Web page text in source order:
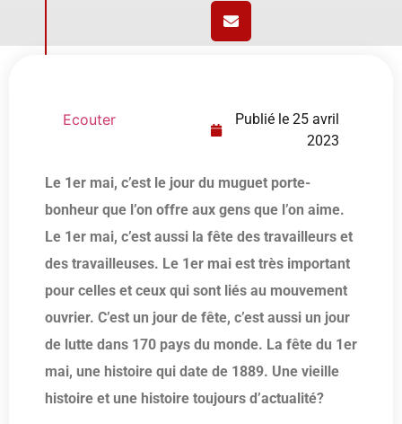
Ecouter Publié le 25 avril
2023
Le 1er mai, c’est le jour du muguet porte-
bonheur que l’on offre aux gens que l’on aime.
Le 1er mai, c’est aussi la fête des travailleurs et
des travailleuses. Le 1er mai est très important
pour celles et ceux qui sont liés au mouvement
ouvrier. C’est un jour de fête, c’est aussi un jour
de lutte dans 170 pays du monde. La fête du 1er
mai, une histoire qui date de 1889. Une vieille
histoire et une histoire toujours d’actualité?